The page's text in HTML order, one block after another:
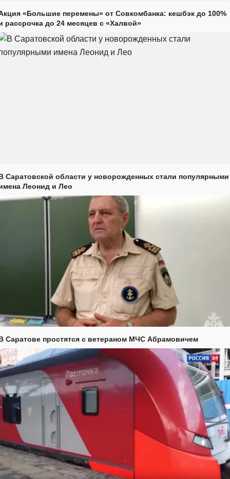
«Большие перемены» от Совкомбанка: кешбэк до 100%
рассрочка до 24 месяцев с «Халвой»
Саратовской области у новорожденных стали популярными
Леонид и Лео
Саратове простятся с ветераном МЧС Абрамовичем